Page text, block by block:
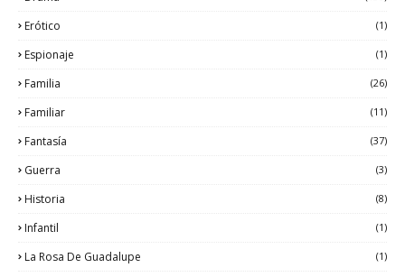
Erótico (1)
Espionaje (1)
Familia (26)
Familiar (11)
Fantasía (37)
Guerra (3)
Historia (8)
Infantil (1)
La Rosa De Guadalupe (1)